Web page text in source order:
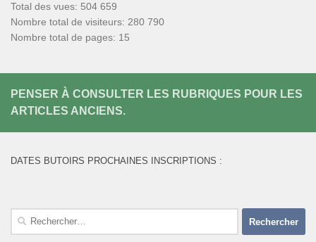
Total des vues: 504 659
Nombre total de visiteurs: 280 790
Nombre total de pages: 15
PENSER À CONSULTER LES RUBRIQUES POUR LES
ARTICLES ANCIENS.
DATES BUTOIRS PROCHAINES INSCRIPTIONS :
Rechercher :